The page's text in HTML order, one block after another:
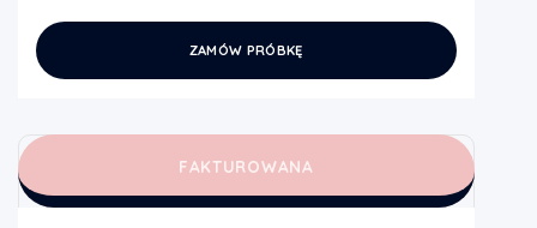
ZAMÓW PRÓBKĘ
FAKTUROWANA